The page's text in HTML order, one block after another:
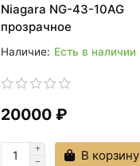
Niagara NG-43-10AG
прозрачное
Есть в наличии
20000 ₽
В корзину